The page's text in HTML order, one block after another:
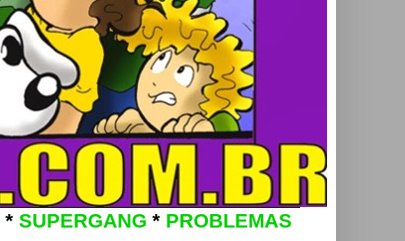
* SUPERGANG * PROBLEMAS